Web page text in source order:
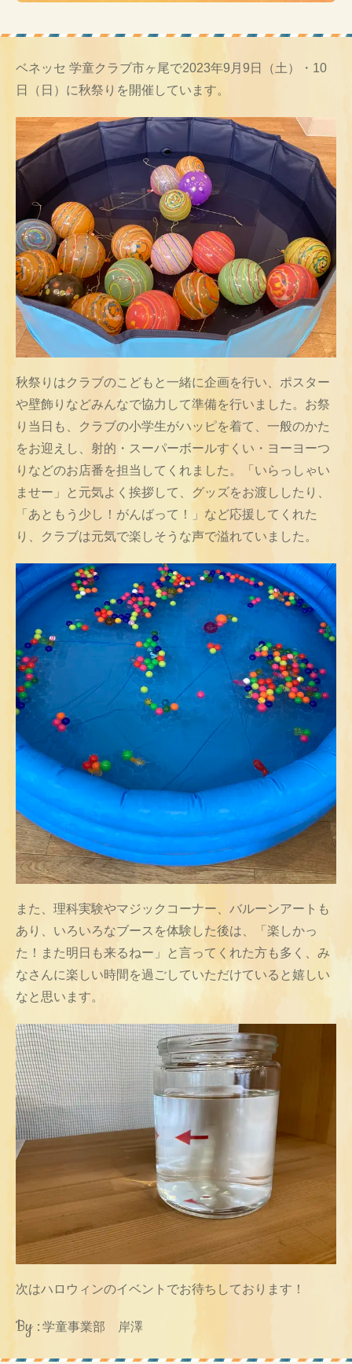
ベネッセ 学童クラブ市ヶ尾で2023年9月9日（土）・10
日（日）に秋祭りを開催しています。
秋祭りはクラブのこどもと一緒に企画を行い、ポスター
や壁飾りなどみんなで協力して準備を行いました。お祭
り当日も、クラブの小学生がハッピを着て、一般のかた
をお迎えし、射的・スーパーボールすくい・ヨーヨーつ
りなどのお店番を担当してくれました。「いらっしゃい
ませー」と元気よく挨拶して、グッズをお渡ししたり、
「あともう少し！がんばって！」など応援してくれた
り、クラブは元気で楽しそうな声で溢れていました。
また、理科実験やマジックコーナー、バルーンアートも
あり、いろいろなブースを体験した後は、「楽しかっ
た！また明日も来るねー」と言ってくれた方も多く、み
なさんに楽しい時間を過ごしていただけていると嬉しい
なと思います。
次はハロウィンのイベントでお待ちしております！
By : 学童事業部 岸澤